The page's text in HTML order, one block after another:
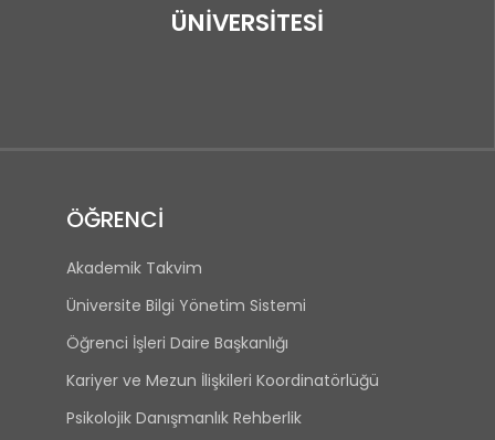
ÜNİVERSİTESİ
ÖĞRENCİ
Akademik Takvim
Üniversite Bilgi Yönetim Sistemi
Öğrenci İşleri Daire Başkanlığı
Kariyer ve Mezun İlişkileri Koordinatörlüğü
Psikolojik Danışmanlık Rehberlik